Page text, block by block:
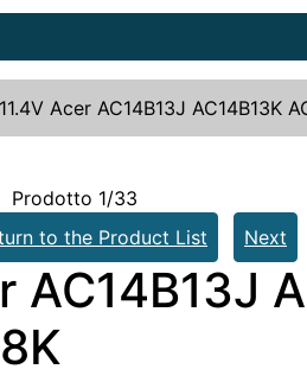
Acer AC14B13J AC14B13K
Prodotto 1/33
to the Product List Next
AC14B13J